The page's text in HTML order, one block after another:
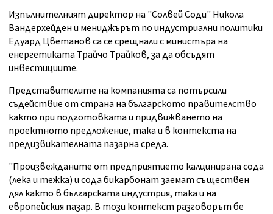
Изпълнителният директор на "Солвей Соди" Никола
Вандерхейден и мениджърът по индустриални политики
Едуард Цветанов са се срещнали с министъра на
енергетиката Трайчо Трайков, за да обсъдят
инвестициите.
Представителите на компанията са потърсили
съдействие от страна на българското правителство
както при подготовката и придвижването на
проектното предложение, така и в контекста на
предизвикателната пазарна среда.
"Произвежданите от предприятието калцинирана сода
(лека и тежка) и сода бикарбонат заемат съществен
дял както в българската индустрия, така и на
европейския пазар. В този контекст разговорът бе